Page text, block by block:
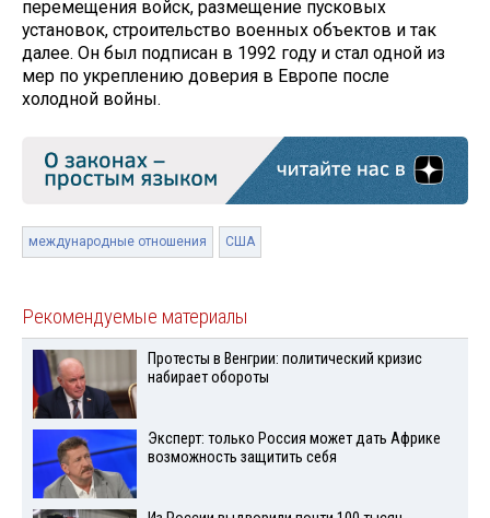
перемещения войск, размещение пусковых
установок, строительство военных объектов и так
далее. Он был подписан в 1992 году и стал одной из
мер по укреплению доверия в Европе после
холодной войны.
международные отношения США
Рекомендуемые материалы
Протесты в Венгрии: политический кризис
набирает обороты
Эксперт: только Россия может дать Африке
возможность защитить себя